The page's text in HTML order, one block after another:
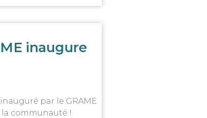
inaugure
par le GRAME
communauté !